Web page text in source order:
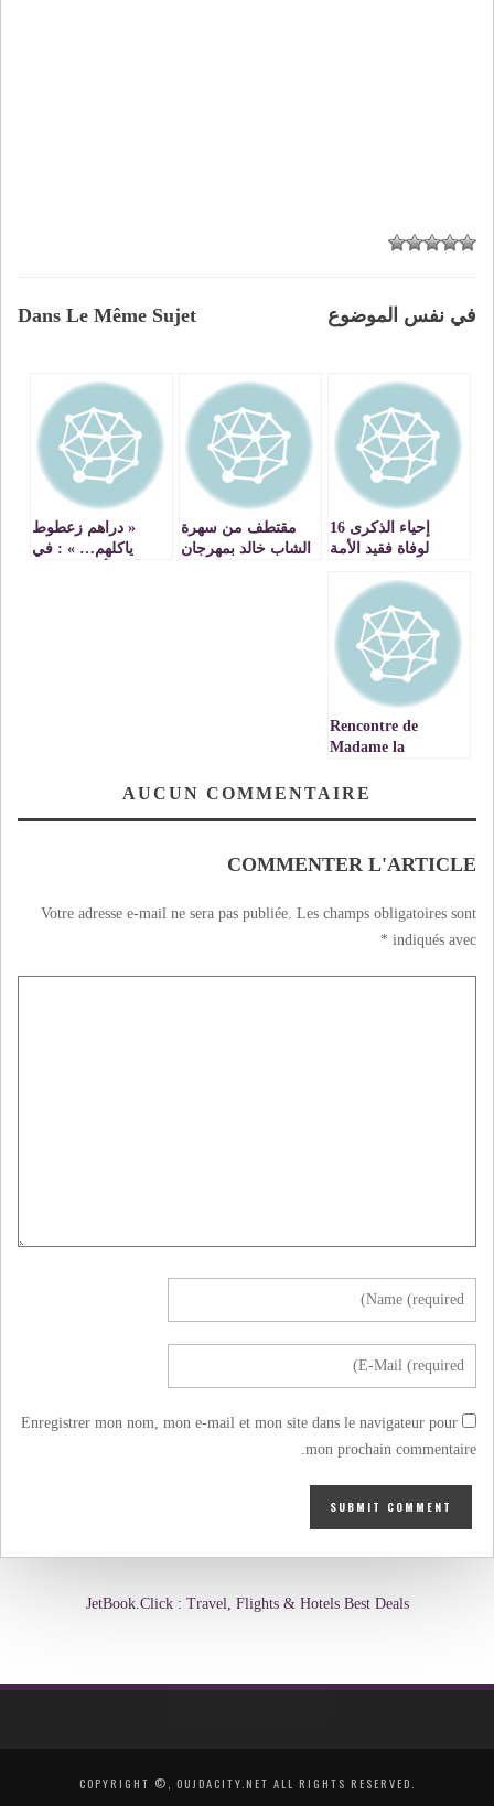
Dans Le Même Sujet في نفس الموضوع
إحياء الذكرى 16
لوفاة فقيد الأمة
جلالة المغفور له
الحسن الثاني تغمده
الله بواسع رحمته
مقتطف من سهرة
الشاب خالد بمهرجان
« دراهم زعطوط
ياكلهم… » : في
Rencontre de
Madame la
avec Mme AMina
du NIGERIA
AUCUN COMMENTAIRE
COMMENTER L'ARTICLE
Votre adresse e-mail ne sera pas publiée. Les champs obligatoires sont
indiqués avec
*
Enregistrer mon nom, mon e-mail et mon site dans le navigateur pour
mon prochain commentaire.
JetBook.Click : Travel, Flights & Hotels Best Deals
COPYRIGHT ©, OUJDACITY.NET ALL RIGHTS RESERVED.